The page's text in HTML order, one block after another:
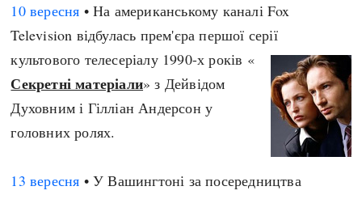
10 вересня • На американському каналі Fox
Television відбулась прем'єра першої серії
культового телесеріалу 1990-х років «
Секретні матеріали» з Дейвідом
Духовним і Гілліан Андерсон у
головних ролях.
13 вересня • У Вашингтоні за посередництва